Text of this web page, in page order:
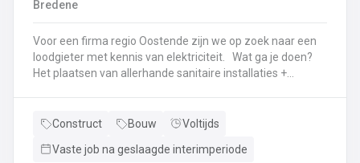
wijzigingen aan leidingen aanbrengen.Werken met
Bredene
Voor een firma regio Oostende zijn we op zoek naar een
loodgieter met kennis van elektriciteit. Wat ga je doen?
Het plaatsen van allerhande sanitaire installaties +
sanitaire toestellenBij Klanten herstellingen gaan
Neem gerust de vacature even door! Indien je nog vragen
Construct Bouw
Voltijds
Vaste job na geslaagde interimperiode